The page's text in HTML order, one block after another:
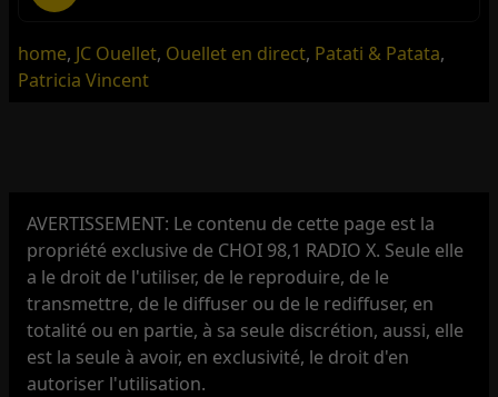
home, JC Ouellet, Ouellet en direct, Patati & Patata,
Patricia Vincent
AVERTISSEMENT: Le contenu de cette page est la
propriété exclusive de CHOI 98,1 RADIO X. Seule elle
a le droit de l'utiliser, de le reproduire, de le
transmettre, de le diffuser ou de le rediffuser, en
totalité ou en partie, à sa seule discrétion, aussi, elle
est la seule à avoir, en exclusivité, le droit d'en
autoriser l'utilisation.